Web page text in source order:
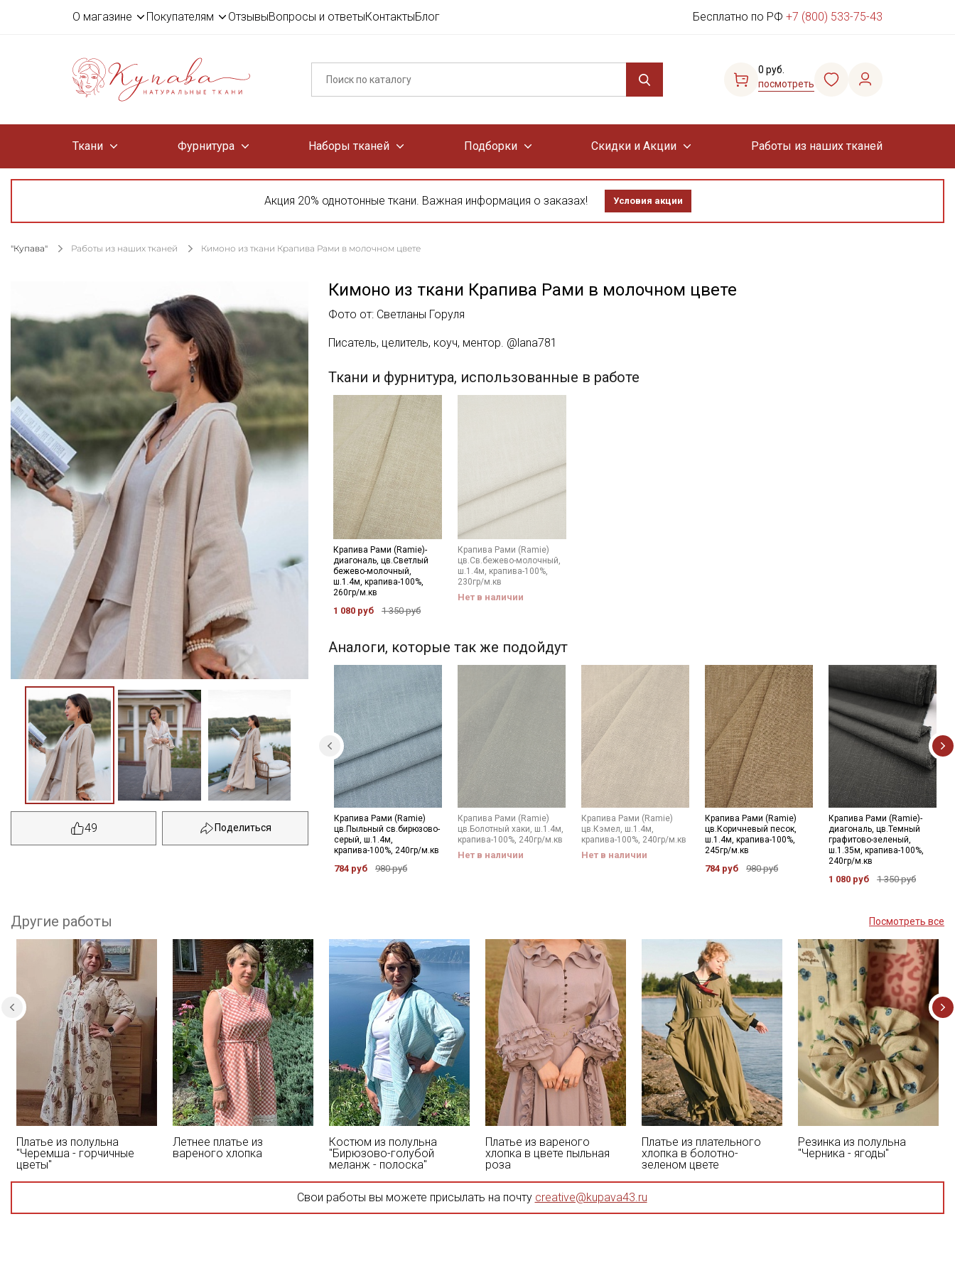
О магазине Покупателям ОтзывыВопросы и ответыКонтактыБлог Бесплатно по РФ +7 (800) 533-75-43
0 руб.
посмотреть
Ткани Фурнитура Наборы тканей Подборки Скидки и Акции Работы из наших тканей
Акция 20% однотонные ткани. Важная информация о заказах! Условия акции
"Купава" Работы из наших тканей Кимоно из ткани Крапива Рами в молочном цвете
49
Кимоно из ткани Крапива Рами в молочном цвете
Фото от: Светланы Горуля
Писатель, целитель, коуч, ментор. @lana781
Ткани и фурнитура, использованные в работе
Крапива Рами (Ramie)-
диагональ, цв.Светлый
бежево-молочный,
ш.1.4м, крапива-100%,
260гр/м.кв
1 080 руб 1 350 руб
Крапива Рами (Ramie)
цв.Св.бежево-молочный,
ш.1.4м, крапива-100%,
230гр/м.кв
Нет в наличии
Аналоги, которые так же подойдут
Крапива Рами (Ramie)
цв.Пыльный св.бирюзово-
серый, ш.1.4м,
крапива-100%, 240гр/м.кв
784 руб 980 руб
Крапива Рами (Ramie)
цв.Болотный хаки, ш.1.4м,
крапива-100%, 240гр/м.кв
Нет в наличии
Крапива Рами (Ramie)
цв.Кэмел, ш.1.4м,
крапива-100%, 240гр/м.кв
Нет в наличии
Крапива Рами (Ramie)
цв.Коричневый песок,
ш.1.4м, крапива-100%,
245гр/м.кв
784 руб 980 руб
Крапива Рами (Ramie)-
диагональ, цв.Темный
графитово-зеленый,
ш.1.35м, крапива-100%,
240гр/м.кв
1 080 руб 1 350 руб
Другие работы Посмотреть все
Платье из полульна
"Черемша - горчичные
цветы"
Летнее платье из
вареного хлопка
Костюм из полульна
"Бирюзово-голубой
меланж - полоска"
Платье из вареного
хлопка в цвете пыльная
роза
Платье из плательного
хлопка в болотно-
зеленом цвете
Резинка из полульна
"Черника - ягоды"
Свои работы вы можете присылать на почту creative@kupava43.ru
Секретная рассылка от
Купава
Мы публикуем здесь дополнительные
промокоды и скидки до 30% на узкие
категории тканей
Электронная почта
Подписаться
Ознакомлен(а) с
данных и даю